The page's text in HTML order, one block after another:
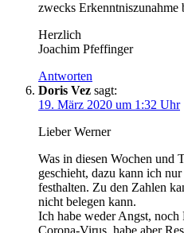
zwecks Erkenntniszunahme
Herzlich
Joachim Pfeffinger
Antworten
Doris Vez sagt:
19. März 2020 um 1:32 Uhr
Lieber Werner
Was in diesen Wochen und
geschieht, dazu kann ich
festhalten. Zu den Zahlen
nicht belegen kann.
Ich habe weder Angst,